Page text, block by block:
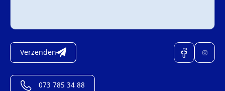
Verzenden
073 785 34 88